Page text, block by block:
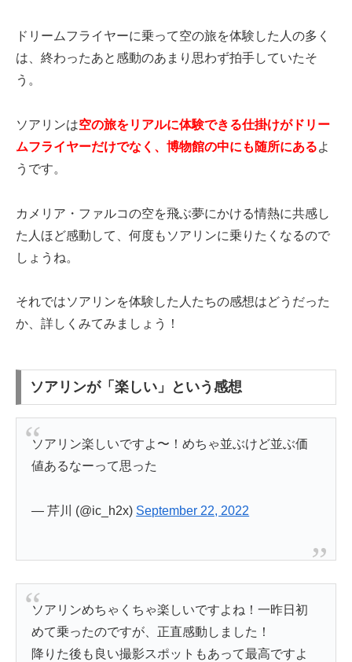
ドリームフライヤーに乗って空の旅を体験した人の多く
は、終わったあと感動のあまり思わず拍手していたそ
う。
ソアリンは空の旅をリアルに体験できる仕掛けがドリー
ムフライヤーだけでなく、博物館の中にも随所にあるよ
うです。
カメリア・ファルコの空を飛ぶ夢にかける情熱に共感し
た人ほど感動して、何度もソアリンに乗りたくなるので
しょうね。
それではソアリンを体験した人たちの感想はどうだった
か、詳しくみてみましょう！
ソアリンが「楽しい」という感想
ソアリン楽しいですよ〜！めちゃ並ぶけど並ぶ価
値あるなーって思った
— 芹川 (@ic_h2x) September 22, 2022
ソアリンめちゃくちゃ楽しいですよね！一昨日初
めて乗ったのですが、正直感動しました！
降りた後も良い撮影スポットもあって最高ですよ